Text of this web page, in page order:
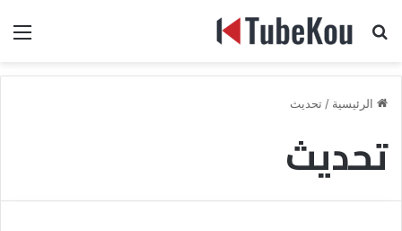
بحث عن
الرئيسية / تحديث
تحديث